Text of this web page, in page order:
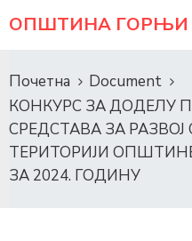
ОПШТИНА
Почетна
Document
КОНКУРС ЗА ДОДЕЛУ
СРЕДСТАВА ЗА
ТЕРИТОРИЈИ
ЗА 2024. ГОДИНУ